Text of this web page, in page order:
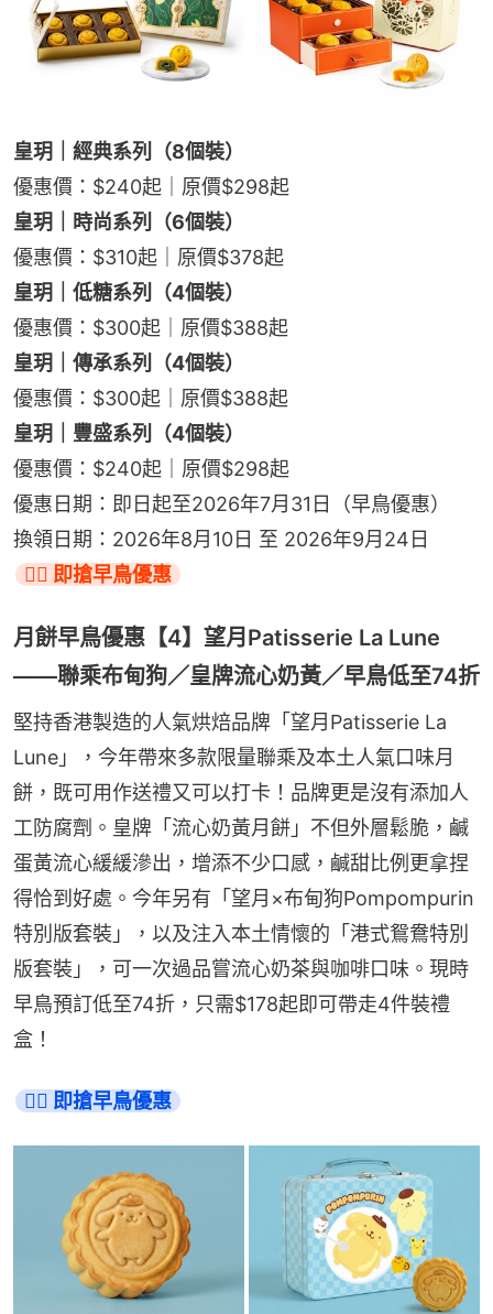
皇玥｜經典系列（8個裝）
優惠價：$240起｜原價$298起
皇玥｜時尚系列（6個裝）
優惠價：$310起｜原價$378起
皇玥｜低糖系列（4個裝）
優惠價：$300起｜原價$388起
皇玥｜傳承系列（4個裝）
優惠價：$300起｜原價$388起
皇玥｜豐盛系列（4個裝）
優惠價：$240起｜原價$298起
優惠日期：即日起至2026年7月31日（早鳥優惠）
換領日期：2026年8月10日 至 2026年9月24日
👉🏻 即搶早鳥優惠
月餅早鳥優惠【4】望月Patisserie La Lune
——聯乘布甸狗／皇牌流心奶黃／早鳥低至74折
堅持香港製造的人氣烘焙品牌「望月Patisserie La
Lune」，今年帶來多款限量聯乘及本土人氣口味月
餅，既可用作送禮又可以打卡！品牌更是沒有添加人
工防腐劑。皇牌「流心奶黃月餅」不但外層鬆脆，鹹
蛋黃流心緩緩滲出，增添不少口感，鹹甜比例更拿捏
得恰到好處。今年另有「望月×布甸狗Pompompurin
特別版套裝」，以及注入本土情懷的「港式鴛鴦特別
版套裝」，可一次過品嘗流心奶茶與咖啡口味。現時
早鳥預訂低至74折，只需$178起即可帶走4件裝禮
盒！
👉🏻 即搶早鳥優惠